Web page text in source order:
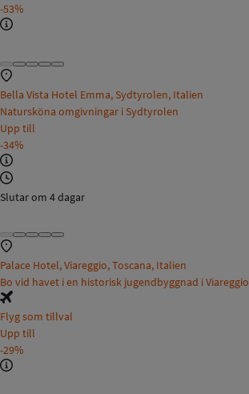
-53%
Bella Vista Hotel Emma, Sydtyrolen, Italien
Natursköna omgivningar i Sydtyrolen
Upp till
-34%
Slutar om 4 dagar
Palace Hotel, Viareggio, Toscana, Italien
Bo vid havet i en historisk jugendbyggnad i Viareggio
Flyg som tillval
Upp till
-29%